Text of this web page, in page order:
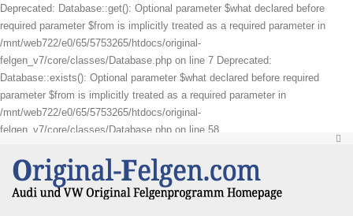
Deprecated: Database::get(): Optional parameter $what declared before
required parameter $from is implicitly treated as a required parameter in
/mnt/web722/e0/65/5753265/htdocs/original-
felgen_v7/core/classes/Database.php on line 7 Deprecated:
Database::exists(): Optional parameter $what declared before required
parameter $from is implicitly treated as a required parameter in
/mnt/web722/e0/65/5753265/htdocs/original-
felgen_v7/core/classes/Database.php on line 58